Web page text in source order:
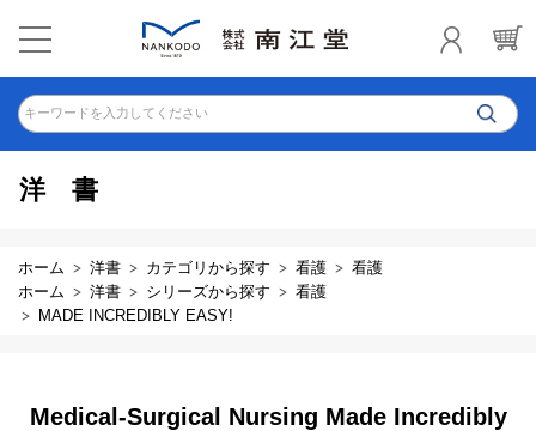
キーワードを入力してください
洋書
ホーム 洋書 カテゴリから探す 看護
看護
ホーム
洋書 シリーズから探す
看護
MADE INCREDIBLY EASY!
Medical-Surgical Nursing Made Incredibly